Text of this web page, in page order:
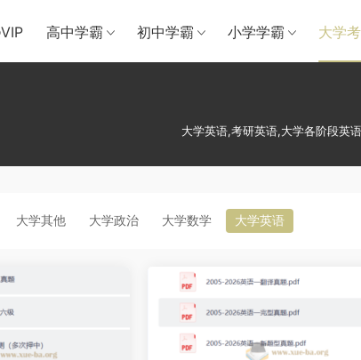
VIP 高中学霸 初中学霸 小学学霸 大学
大学英语,考研英语,大学各阶段英
大学其他 大学政治 大学数学 大学英语